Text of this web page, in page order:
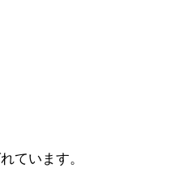
ています。